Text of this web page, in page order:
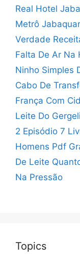
Real Hotel
Metrô
Verdade
Falta De Ar Na
Ninho Simples
Cabo De
França Com
Leite Do
2 Episódio 7
Homens Pdf
De Leite
Na Pressão
Topics